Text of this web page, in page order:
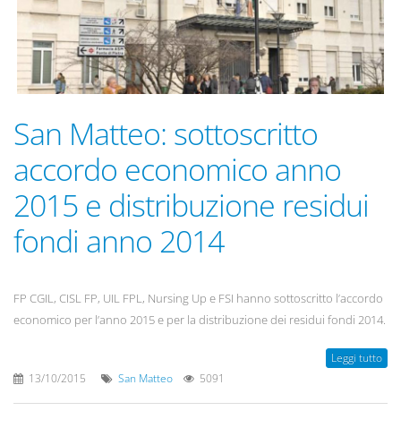
San Matteo: sottoscritto
accordo economico anno
2015 e distribuzione residui
fondi anno 2014
FP CGIL, CISL FP, UIL FPL, Nursing Up e FSI hanno sottoscritto l’accordo
economico per l’anno 2015 e per la distribuzione dei residui fondi 2014.
Leggi tutto
13/10/2015 San Matteo 5091